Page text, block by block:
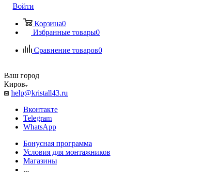
Войти
Корзина0
Избранные товары0
Сравнение товаров0
Ваш город
Киров
help@kristall43.ru
Вконтакте
Telegram
WhatsApp
Бонусная программа
Условия для монтажников
Магазины
...